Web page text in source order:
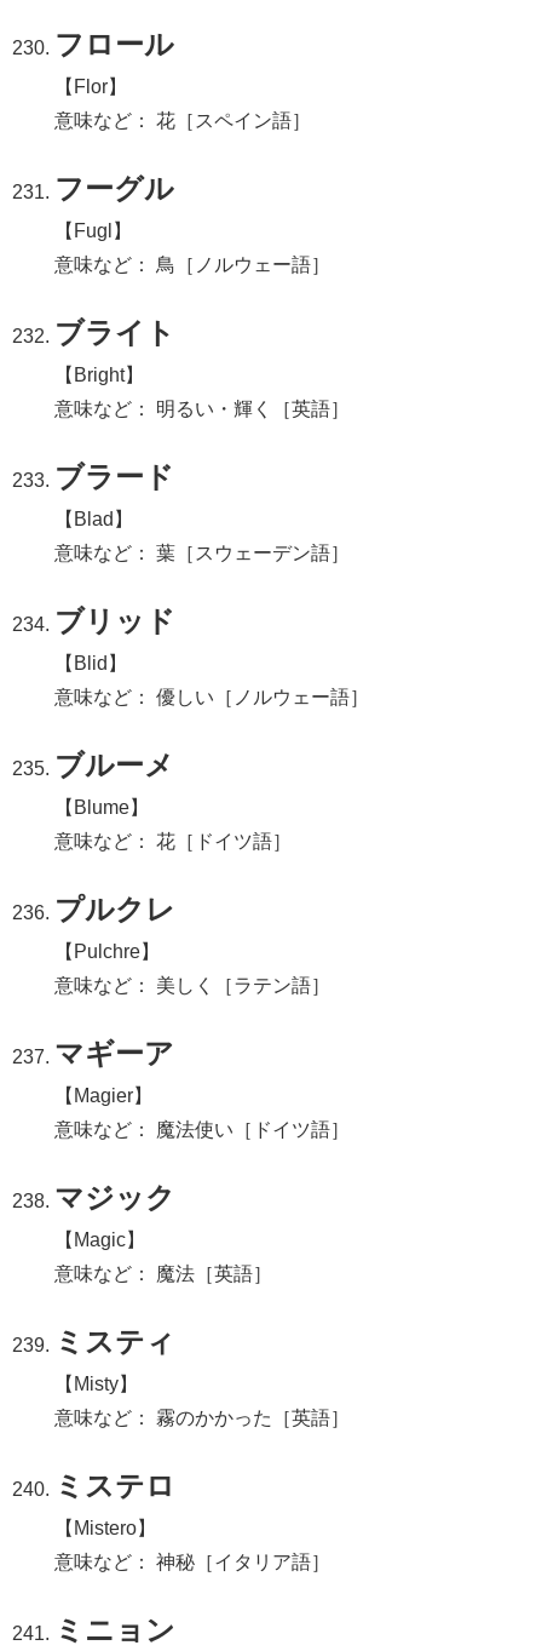
フロール
【Flor】
意味など： 花［スペイン語］
フーグル
【Fugl】
意味など： 鳥［ノルウェー語］
ブライト
【Bright】
意味など： 明るい・輝く［英語］
ブラード
【Blad】
意味など： 葉［スウェーデン語］
ブリッド
【Blid】
意味など： 優しい［ノルウェー語］
ブルーメ
【Blume】
意味など： 花［ドイツ語］
プルクレ
【Pulchre】
意味など： 美しく［ラテン語］
マギーア
【Magier】
意味など： 魔法使い［ドイツ語］
マジック
【Magic】
意味など： 魔法［英語］
ミスティ
【Misty】
意味など： 霧のかかった［英語］
ミステロ
【Mistero】
意味など： 神秘［イタリア語］
ミニョン